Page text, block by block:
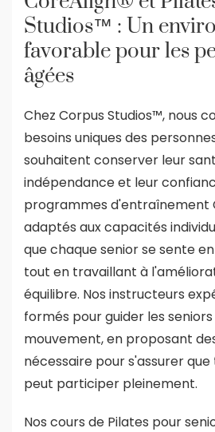
Studios™ : Un
favorable pour les
âgées
Chez Corpus Studios™, nous
besoins uniques des
souhaitent conserver leur
indépendance et leur
programmes d'entraînement
adaptés aux capacités
que chaque senior se sente
tout en travaillant à
équilibre. Nos instructeurs
formés pour guider les
mouvement, en proposant
nécessaire pour s'assurer
peut participer pleinement.
Nos cours de Pilates pour